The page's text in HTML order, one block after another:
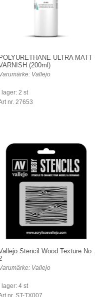
POLYURETHANE ULTRA MATT
(200ml)
Vallejo
I lager: 2 st
nr. 27653
Stencil Wood Texture No.
Vallejo
lager: 4 st
nr. ST-TX007